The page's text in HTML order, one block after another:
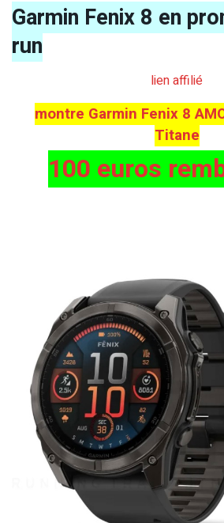
Garmin Fenix 8 en
run
lien affilié
montre Garmin Fenix 8
Titane
100 euros